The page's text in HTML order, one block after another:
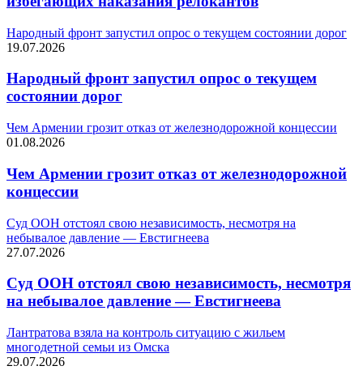
Народный фронт запустил опрос о текущем состоянии дорог
19.07.2026
Народный фронт запустил опрос о текущем
состоянии дорог
Чем Армении грозит отказ от железнодорожной концессии
01.08.2026
Чем Армении грозит отказ от железнодорожной
концессии
Суд ООН отстоял свою независимость, несмотря на
небывалое давление — Евстигнеева
27.07.2026
Суд ООН отстоял свою независимость, несмотря
на небывалое давление — Евстигнеева
Лантратова взяла на контроль ситуацию с жильем
многодетной семьи из Омска
29.07.2026